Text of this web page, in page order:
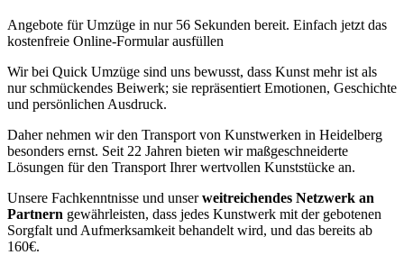
Angebote für Umzüge in nur 56 Sekunden bereit. Einfach jetzt das
kostenfreie Online-Formular ausfüllen
Wir bei Quick Umzüge sind uns bewusst, dass Kunst mehr ist als
nur schmückendes Beiwerk; sie repräsentiert Emotionen, Geschichte
und persönlichen Ausdruck.
Daher nehmen wir den Transport von Kunstwerken in Heidelberg
besonders ernst. Seit 22 Jahren bieten wir maßgeschneiderte
Lösungen für den Transport Ihrer wertvollen Kunststücke an.
Unsere Fachkenntnisse und unserweitreichendes Netzwerk an
Partnern gewährleisten, dass jedes Kunstwerk mit der gebotenen
Sorgfalt und Aufmerksamkeit behandelt wird, und das bereits ab
160€.